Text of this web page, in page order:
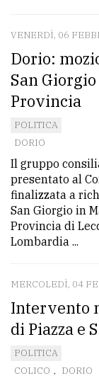
VENERDÌ, 06
Dorio:
San
Provincia
POLITICA
DORIO
Il gruppo
presentato al
finalizzata a
San Giorgio in
Provincia di
Lombardia ...
MERCOLEDÌ, 04
Intervento
di Piazza e
POLITICA
COLICO , DORIO